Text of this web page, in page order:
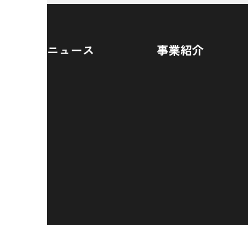
ニュース 事業紹介